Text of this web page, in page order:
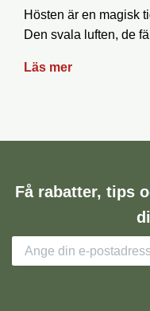
Hösten är en magisk
Den svala luften, de
Läs mer
Få rabatter, tips